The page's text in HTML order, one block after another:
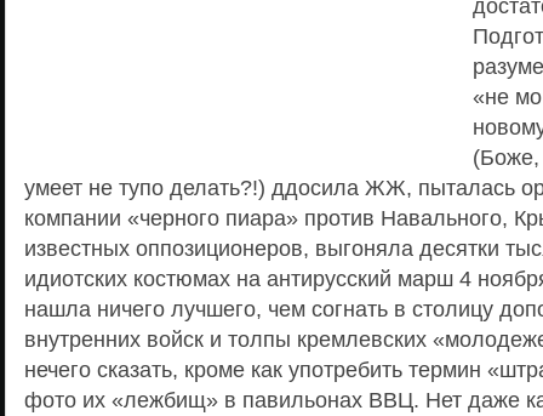
«не
(Боже,
умеет не тупо делать?!) ддосила ЖЖ, пыталась
компании «черного пиара» против Навального,
известных оппозиционеров, выгоняла десятки
идиотских костюмах на антирусский марш 4
нашла ничего лучшего, чем согнать в столицу
внутренних войск и толпы кремлевских
нечего сказать, кроме как употребить термин
фото их «лежбищ» в павильонах ВВЦ. Нет даже